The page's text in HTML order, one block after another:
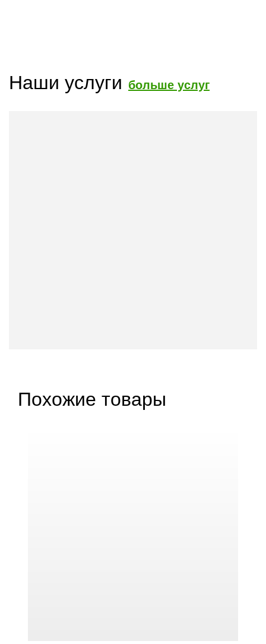
Наши услуги больше услуг
Похожие товары